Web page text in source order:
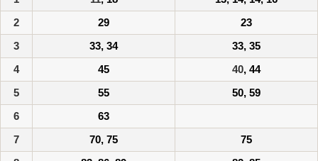
2
29
23
3
33, 34
33, 35
4
45 40, 44
5
55
50, 59
6
63
7
70, 75
75